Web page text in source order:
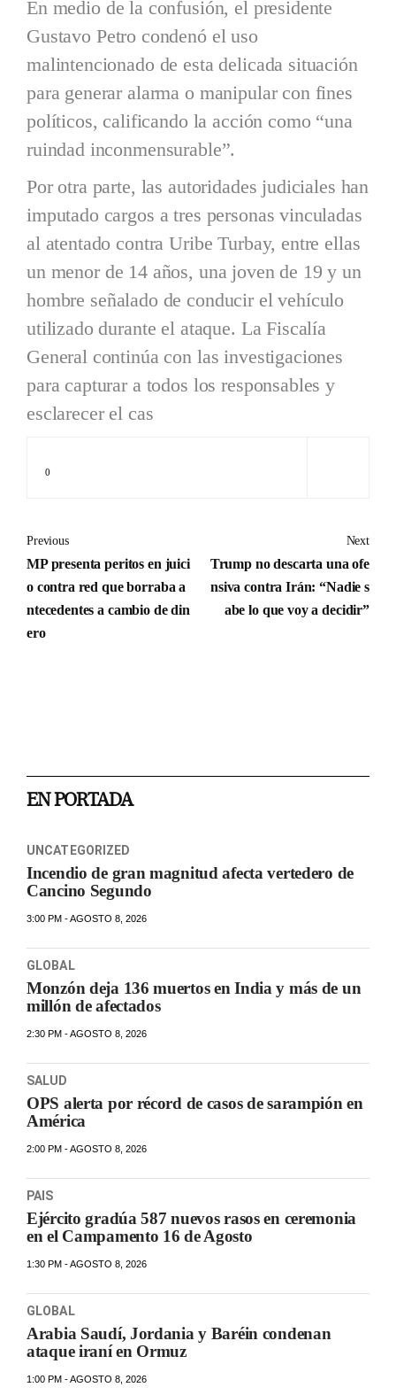
En medio de la confusión, el presidente
Gustavo Petro condenó el uso
malintencionado de esta delicada situación
para generar alarma o manipular con fines
políticos, calificando la acción como “una
ruindad inconmensurable”.
Por otra parte, las autoridades judiciales han
imputado cargos a tres personas vinculadas
al atentado contra Uribe Turbay, entre ellas
un menor de 14 años, una joven de 19 y un
hombre señalado de conducir el vehículo
utilizado durante el ataque. La Fiscalía
General continúa con las investigaciones
para capturar a todos los responsables y
esclarecer el cas
0
Previous
MP presenta peritos en juici
o contra red que borraba a
ntecedentes a cambio de din
ero
Next
Trump no descarta una ofe
nsiva contra Irán: “Nadie s
abe lo que voy a decidir”
EN PORTADA
UNCATEGORIZED
Incendio de gran magnitud afecta vertedero de
Cancino Segundo
3:00 PM - AGOSTO 8, 2026
GLOBAL
Monzón deja 136 muertos en India y más de un
millón de afectados
2:30 PM - AGOSTO 8, 2026
SALUD
OPS alerta por récord de casos de sarampión en
América
2:00 PM - AGOSTO 8, 2026
PAIS
Ejército gradúa 587 nuevos rasos en ceremonia
en el Campamento 16 de Agosto
1:30 PM - AGOSTO 8, 2026
GLOBAL
Arabia Saudí, Jordania y Baréin condenan
ataque iraní en Ormuz
1:00 PM - AGOSTO 8, 2026